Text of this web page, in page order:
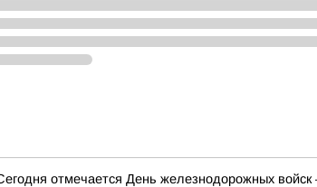
отмечается День железнодорожных